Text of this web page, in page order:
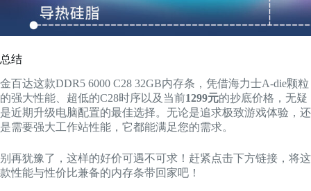
总结
金百达这款DDR5 6000 C28 32GB内存条，凭借海力士A-die颗粒
的强大性能、超低的C28时序以及当前1299元的抄底价格，无疑
是近期升级电脑配置的最佳选择。无论是追求极致游戏体验，还
是需要强大工作站性能，它都能满足您的需求。
别再犹豫了，这样的好价可遇不可求！赶紧点击下方链接，将这
款性能与性价比兼备的内存条带回家吧！